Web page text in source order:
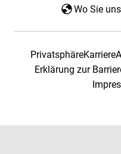
Wo Sie
PrivatsphäreKarriere
Erklärung zur